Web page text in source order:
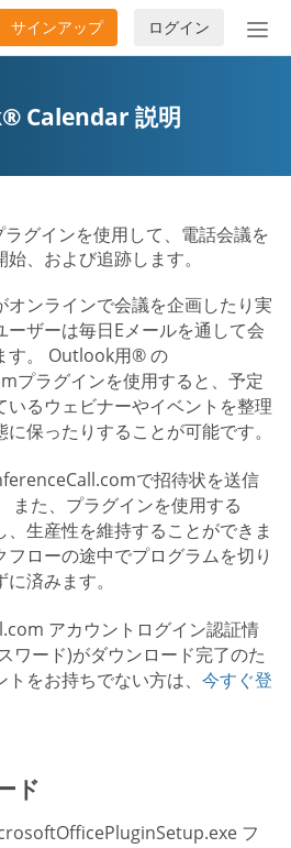
ナ
ビ
開
ログイン
サインアップ
Calendar 説明
グインを使用して、電話会議を
、および追跡します。
ンラインで会議を企画したり実
ザーは毎日Eメールを通して会
す。 Outlook用® の
プラグインを使用すると、予定
るウェビナーやイベントを整理
保ったりすることが可能です。
で招待状を送信
また、プラグインを使用する
生産性を維持することができま
ローの途中でプログラムを切り
済みます。
アカウントログイン認証情
ワード)がダウンロード完了のた
をお持ちでない方は、 今すぐ登
ド
フ